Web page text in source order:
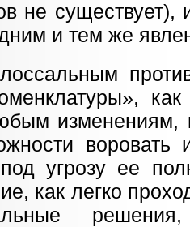
не
и тем же
изменениям,
угрозу ее
как легко